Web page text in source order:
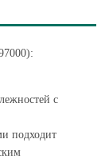
с
подходит